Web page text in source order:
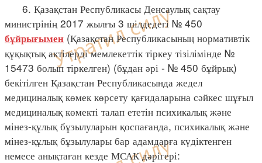
6. Қазақстан Республикасы Денсаулық сақтау
министрінің 2017 жылғы 3 шілдедегі № 450
бұйрығымен (Қазақстан Республикасының нормативтік
құқықтық актілерді мемлекеттік тіркеу тізілімінде №
15473 болып тіркелген) (бұдан әрі - № 450 бұйрық)
бекітілген Қазақстан Республикасында жедел
медициналық көмек көрсету қағидаларына сәйкес шұғыл
медициналық көмекті талап ететін психикалық және
мінез-құлық бұзылуларын қоспағанда, психикалық және
мінез-құлық бұзылулары бар адамдарға күдіктенген
немесе анықтаған кезде МСАК дәрігері: